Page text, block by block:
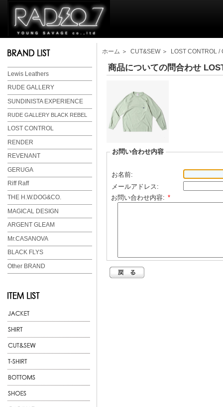
Lewis Leathers
RUDE GALLERY
SUNDINISTA EXPERIENCE
RUDE GALLERY BLACK REBEL
LOST CONTROL
RENDER
REVENANT
GERUGA
Riff Raff
THE H.W.DOG&CO.
MAGICAL DESIGN
ARGENT GLEAM
Mr.CASANOVA
BLACK FLYS
Other BRAND
ホーム ＞ CUT&SEW＞ LOST CONTROL /
商品についての問合わせ
お問い合わせ内容
お名前:
メールアドレス:
お問い合わせ内容: *